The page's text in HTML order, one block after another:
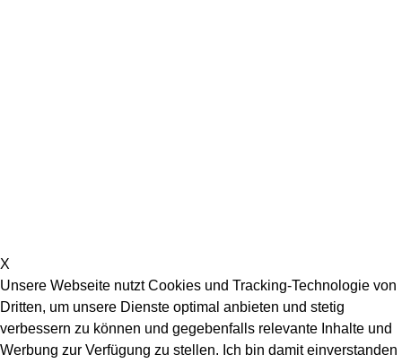
X
Unsere Webseite nutzt Cookies und Tracking-Technologie von
Dritten, um unsere Dienste optimal anbieten und stetig
verbessern zu können und gegebenfalls relevante Inhalte und
Werbung zur Verfügung zu stellen. Ich bin damit einverstanden